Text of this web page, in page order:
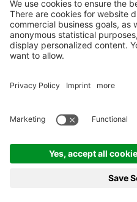
02863180218.Credits.
privacy.Condizioni generali di
Informativa